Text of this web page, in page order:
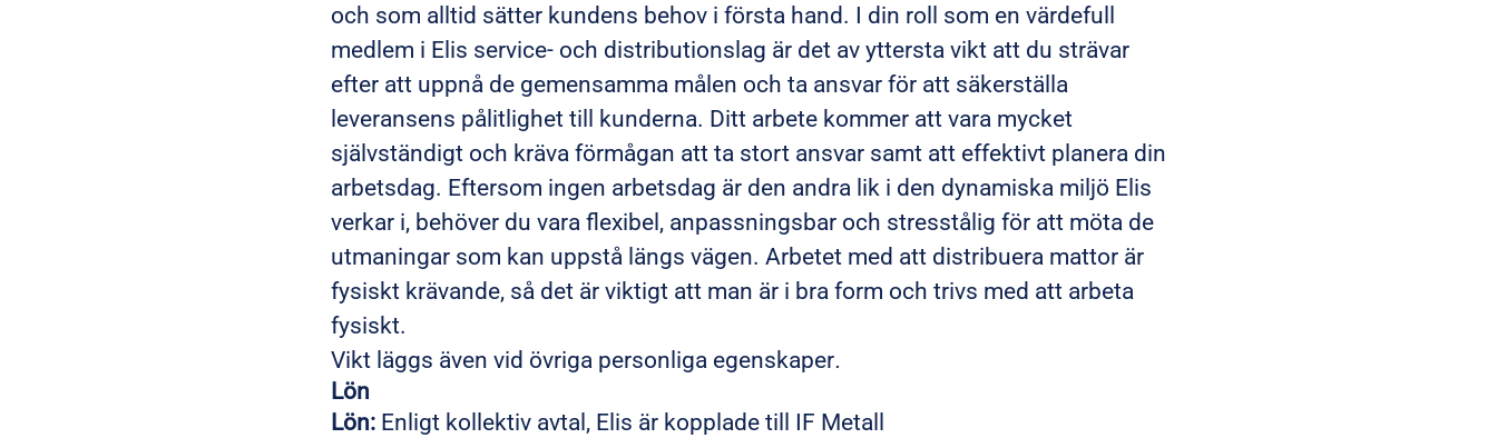
och som alltid sätter kundens behov i första hand. I din roll som en värdefull
medlem i Elis service- och distributionslag är det av yttersta vikt att du strävar
efter att uppnå de gemensamma målen och ta ansvar för att säkerställa
leveransens pålitlighet till kunderna. Ditt arbete kommer att vara mycket
självständigt och kräva förmågan att ta stort ansvar samt att effektivt planera din
arbetsdag. Eftersom ingen arbetsdag är den andra lik i den dynamiska miljö Elis
verkar i, behöver du vara flexibel, anpassningsbar och stresstålig för att möta de
utmaningar som kan uppstå längs vägen. Arbetet med att distribuera mattor är
fysiskt krävande, så det är viktigt att man är i bra form och trivs med att arbeta
fysiskt.
Vikt läggs även vid övriga personliga egenskaper.
Lön
Lön: Enligt kollektiv avtal, Elis är kopplade till IF Metall